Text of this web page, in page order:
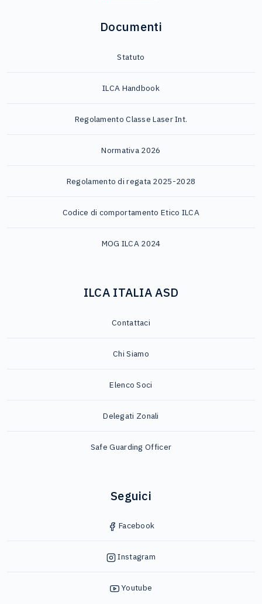
Documenti
Statuto
ILCA Handbook
Regolamento Classe Laser Int.
Normativa 2026
Regolamento di regata 2025-2028
Codice di comportamento Etico ILCA
MOG ILCA 2024
ILCA ITALIA ASD
Contattaci
Chi Siamo
Elenco Soci
Delegati Zonali
Safe Guarding Officer
Seguici
Facebook
Instagram
Youtube